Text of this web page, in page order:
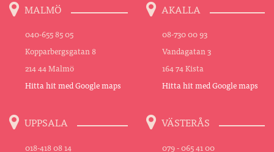
MALMÖ
040-655 85 05
Kopparbergsgatan 8
214 44 Malmö
Hitta hit med Google maps
AKALLA
08-730 00 93
Vandagatan 3
164 74 Kista
Hitta hit med Google maps
UPPSALA
018-418 08 14
VÄSTERÅS
079 - 065 41 00